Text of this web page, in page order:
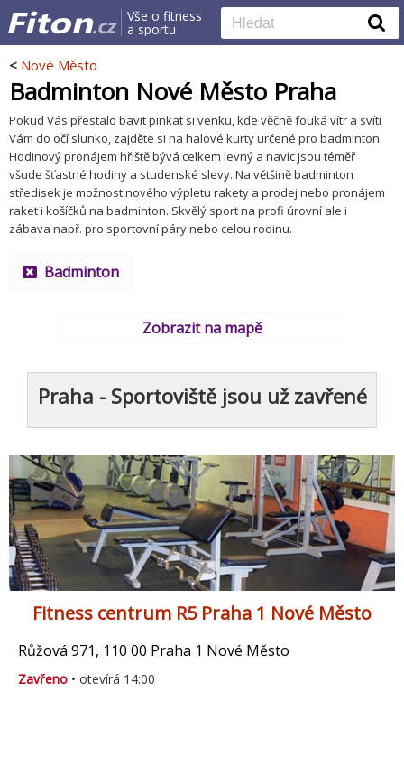
Vše o fitness
a sportu
< Nové Město
Badminton Nové Město Praha
Pokud Vás přestalo bavit pinkat si venku, kde věčně fouká vítr a svítí
Vám do očí slunko, zajděte si na halové kurty určené pro badminton.
Hodinový pronájem hřiště bývá celkem levný a navíc jsou téměř
všude šťastné hodiny a studenské slevy. Na většině badminton
středisek je možnost nového výpletu rakety a prodej nebo pronájem
raket i košíčků na badminton. Skvělý sport na profi úrovní ale i
zábava např. pro sportovní páry nebo celou rodinu.
Badminton
Zobrazit na mapě
Praha - Sportoviště jsou už zavřené
Fitness centrum R5 Praha 1 Nové Město
Růžová 971, 110 00 Praha 1 Nové Město
Zavřeno • otevírá 14:00